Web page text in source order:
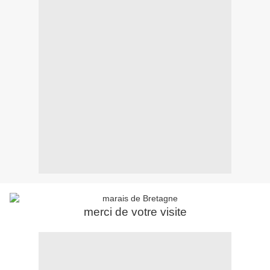
merci de votre visite